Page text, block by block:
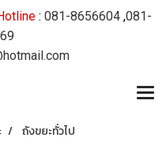
: 081-8656604 ,081-
ถังขยะทั่วไป